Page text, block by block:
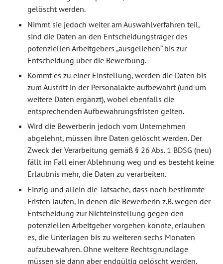
gelöscht werden.
Nimmt sie jedoch weiter am Auswahlverfahren teil,
sind die Daten an den Entscheidungsträger des
potenziellen Arbeitgebers „ausgeliehen“ bis zur
Entscheidung über die Bewerbung.
Kommt es zu einer Einstellung, werden die Daten bis
zum Austritt in der Personalakte aufbewahrt (und um
weitere Daten ergänzt), wobei ebenfalls die
entsprechenden Aufbewahrungsfristen gelten.
Wird die Bewerberin jedoch vom Unternehmen
abgelehnt, müssen ihre Daten gelöscht werden. Der
Zweck der Verarbeitung gemäß § 26 Abs. 1 BDSG (neu)
fällt im Fall einer Ablehnung weg und es besteht keine
Erlaubnis mehr, die Daten zu verarbeiten.
Einzig und allein die Tatsache, dass noch bestimmte
Fristen laufen, in denen die Bewerberin z.B. wegen der
Entscheidung zur Nichteinstellung gegen den
potenziellen Arbeitgeber vorgehen könnte, erlauben
es, die Unterlagen bis zu weiteren sechs Monaten
aufzubewahren. Ohne weitere Rechtsgrundlage
müssen sie dann aber endgültig gelöscht werden.